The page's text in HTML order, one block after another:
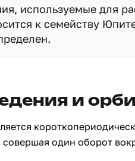
используемые для
к семейству
и
один оборот